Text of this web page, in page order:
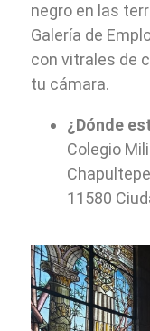
negro en las
Galería de
con vitrales de
tu cámara.
¿Dónde
Colegio
11580